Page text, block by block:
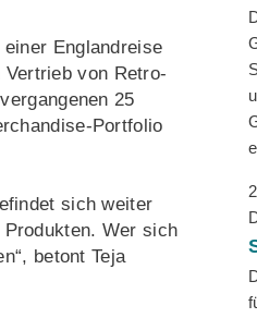
Englandreise
von Retro-
25
Portfolio
sich weiter
Wer sich
betont Teja